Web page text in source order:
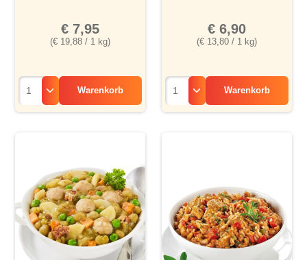
(€ 19,88 / 1 kg)
€ 7,95
Warenkorb
(€ 13,80 / 1 kg)
€ 6,90
Warenkorb